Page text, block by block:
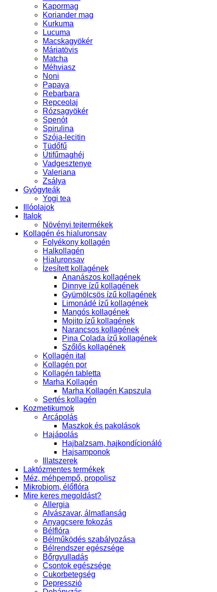
Kapormag
Koriander mag
Kurkuma
Lucuma
Macskagyökér
Máriatövis
Matcha
Méhviasz
Noni
Papaya
Rebarbara
Repceolaj
Rózsagyökér
Spenót
Spirulina
Szója-lecitin
Tüdőfű
Útifűmaghéj
Vadgesztenye
Valeriana
Zsálya
Gyógyteák
Yogi tea
Illóolajok
Italok
Növényi tejtermékek
Kollagén és hialuronsav
Folyékony kollagén
Halkollagén
Hialuronsav
Ízesített kollagének
Ananászos kollagének
Dinnye ízű kollagének
Gyümölcsös ízű kollagének
Limonádé ízű kollagének
Mangós kollagének
Mojito ízű kollagének
Narancsos kollagének
Pina Colada ízű kollagének
Szőlős kollagének
Kollagén ital
Kollagén por
Kollagén tabletta
Marha Kollagén
Marha Kollagén Kapszula
Sertés kollagén
Kozmetikumok
Arcápolás
Maszkok és pakolások
Hajápolás
Hajbalzsam, hajkondícionáló
Hajsamponok
Illatszerek
Laktózmentes termékek
Méz, méhpempő, propolisz
Mikrobiom, élőflóra
Mire keres megoldást?
Allergia
Alvászavar, álmatlanság
Anyagcsere fokozás
Bélflóra
Bélműködés szabályozása
Bélrendszer egészsége
Bőrgyulladás
Csontok egészsége
Cukorbetegség
Depresszió